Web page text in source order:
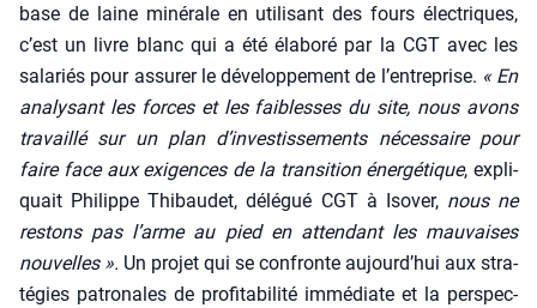
base de laine miné­rale en uti­li­sant des fours élec­triques,
c’est un livre blanc qui a été éla­bo­ré par la CGT avec les
sala­riés pour assu­rer le déve­lop­pe­ment de l’entreprise. « En
ana­ly­sant les forces et les fai­blesses du site, nous avons
tra­vaillé sur un plan d’investissements néces­saire pour
faire face aux exi­gences de la tran­si­tion éner­gé­tique, expli­
quait Phi­lippe Thi­bau­det, délé­gué CGT à Iso­ver, nous ne
res­tons pas l’arme au pied en atten­dant les mau­vaises
nou­velles ». Un pro­jet qui se confronte aujourd’hui aux stra­
té­gies patro­nales de pro­fi­ta­bi­li­té immé­diate et la pers­pec­